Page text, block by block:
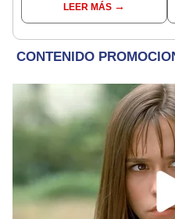
pymes serían los más
beneficiados
LEER MÁS